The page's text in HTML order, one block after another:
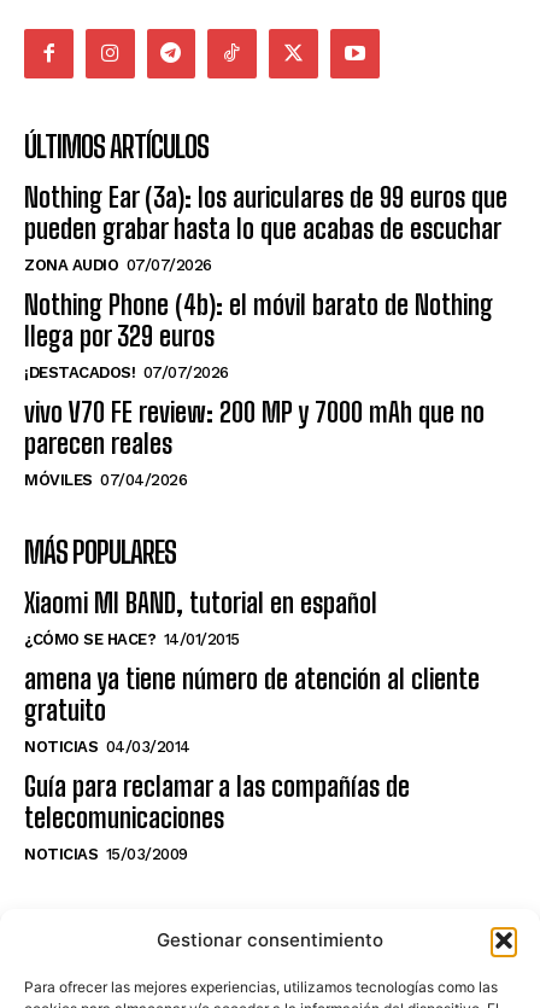
Gestionar consentimiento
Para ofrecer las mejores experiencias, utilizamos tecnologías como las
ÚLTIMOS ARTÍCULOS
Nothing Ear (3a): los auriculares de 99 euros que
pueden grabar hasta lo que acabas de escuchar
ZONA AUDIO 07/07/2026
Nothing Phone (4b): el móvil barato de Nothing
llega por 329 euros
¡DESTACADOS! 07/07/2026
vivo V70 FE review: 200 MP y 7000 mAh que no
parecen reales
MÓVILES 07/04/2026
MÁS POPULARES
Xiaomi MI BAND, tutorial en español
¿CÓMO SE HACE? 14/01/2015
amena ya tiene número de atención al cliente
gratuito
NOTICIAS 04/03/2014
Guía para reclamar a las compañías de
telecomunicaciones
NOTICIAS 15/03/2009
NO TE PIERDAS LO ÚLTIMO DEL CANAL